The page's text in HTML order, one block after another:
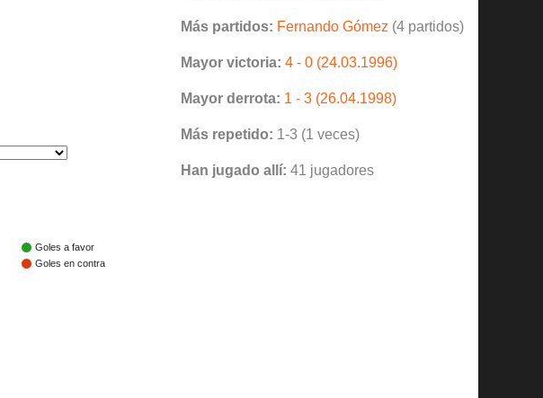
Goles a favor
Goles en contra
Más partidos: Fernando Gómez (4 partidos)
Mayor victoria: 4 - 0 (24.03.1996)
Mayor derrota: 1 - 3 (26.04.1998)
Más repetido: 1-3 (1 veces)
Han jugado allí: 41 jugadores